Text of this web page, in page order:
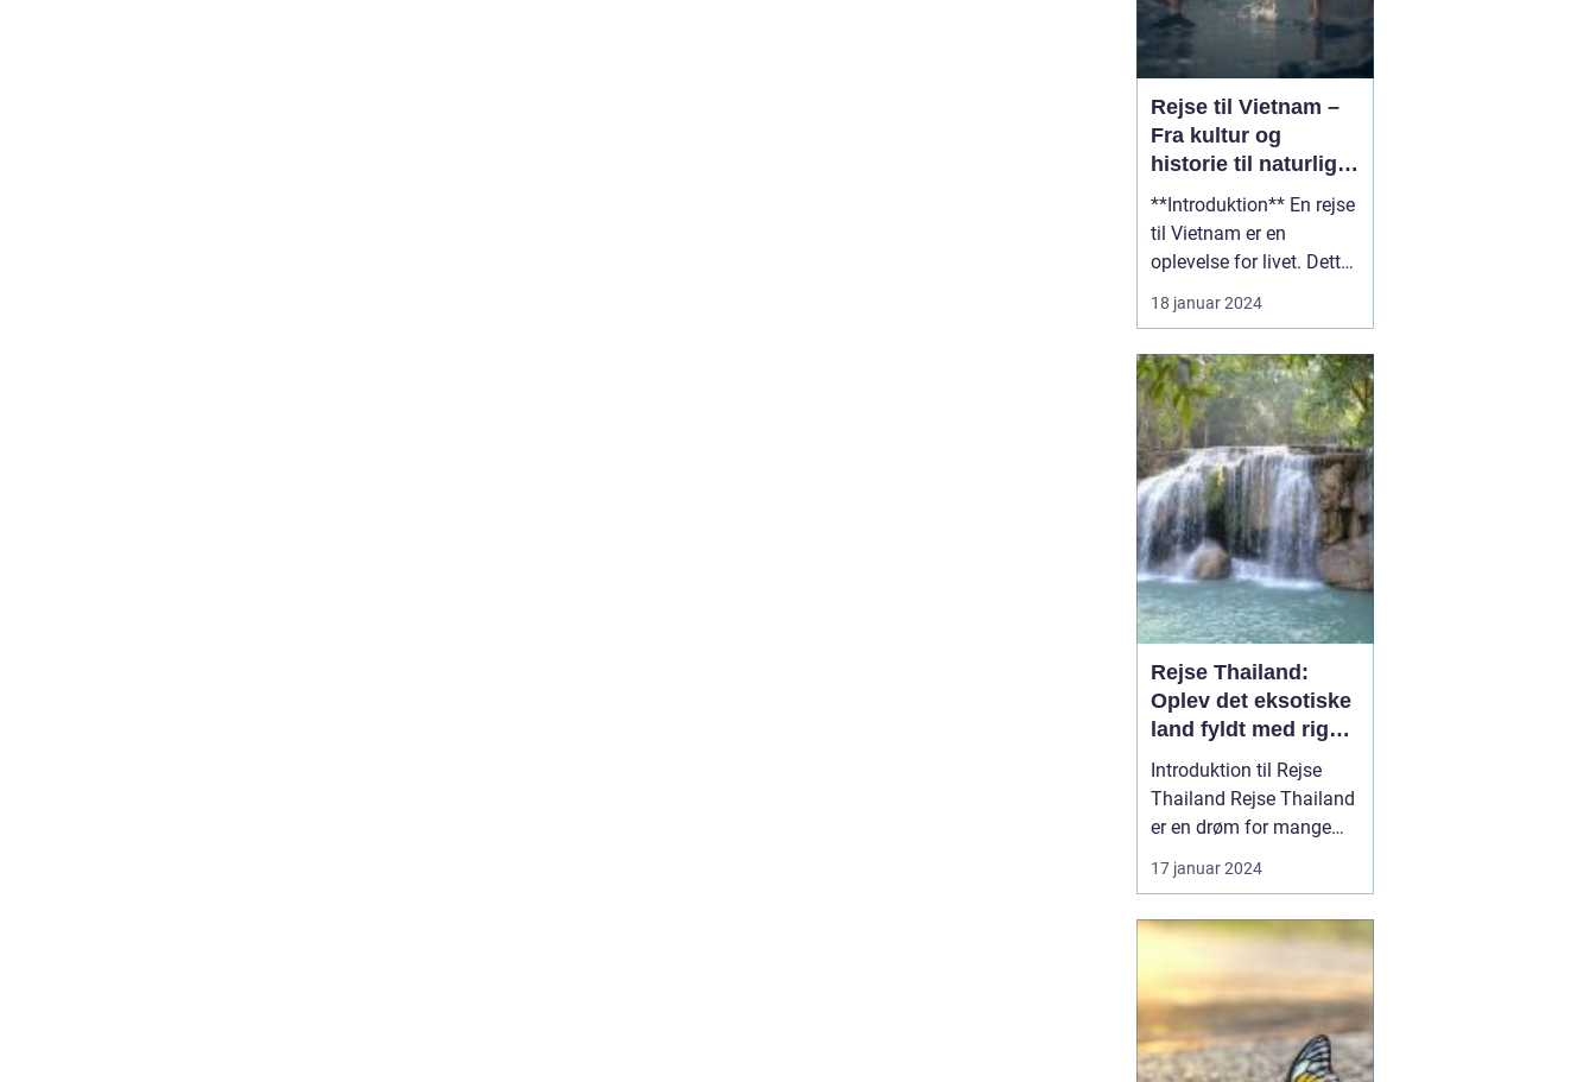
Rejse til Vietnam –
Fra kultur og
historie til naturlig
skønhed
**Introduktion** En rejse
til Vietnam er en
oplevelse for livet. Dette
vidunderlige land i
Sydøstasien er fyldt med
fascinerende historie og
betagende naturlig
skønhed. Uanset om du
er en eventyrlysten
rejsende eller en
kulturintere...
18 januar 2024
Rejse Thailand:
Oplev det eksotiske
land fyldt med rig
kultur og betagende
skønhed
Introduktion til Rejse
Thailand Rejse Thailand
er en drøm for mange
eventyrlystne rejsende,
der søger at opleve
smukke strande og
spændende historie.
Beliggende i
Sydøstasien er Thailand
berømt for sin
17 januar 2024